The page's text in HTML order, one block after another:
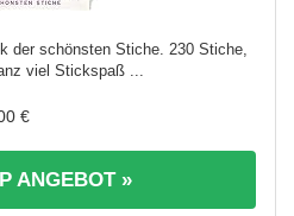
der schönsten Stiche. 230 Stiche,
viel Stickspaß ...
€
ANGEBOT »